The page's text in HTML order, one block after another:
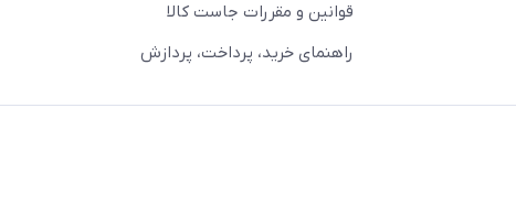
قوانین و مقررات جاست کالا
راهنمای خرید، پرداخت، پردازش